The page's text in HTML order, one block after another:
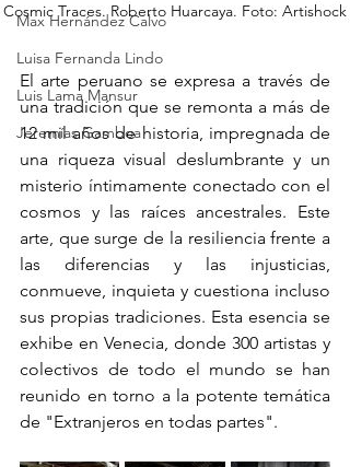
Max Hernández Calvo
Luisa Fernanda Lindo
Luis Lama Mansur
Jeremías Gamboa
Cosmic Traces. Roberto Huarcaya. Foto: Artishock
El arte peruano se expresa a través de
una tradición que se remonta a más de
12 mil años de historia, impregnada de
una riqueza visual deslumbrante y un
misterio íntimamente conectado con el
cosmos y las raíces ancestrales. Este
arte, que surge de la resiliencia frente a
las diferencias y las injusticias,
conmueve, inquieta y cuestiona incluso
sus propias tradiciones. Esta esencia se
exhibe en Venecia, donde 300 artistas y
colectivos de todo el mundo se han
reunido en torno a la potente temática
de "Extranjeros en todas partes".